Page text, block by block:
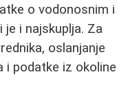
o vodonosnim i
i najskuplja. Za
oslanjanje
i podatke iz okoline